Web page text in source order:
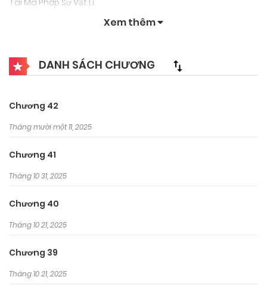
Tài Ma Pháp Sư Vật Lí.
Xem thêm
DANH SÁCH CHƯƠNG
Chương 42
Tháng mười một 11, 2025
Chương 41
Tháng 10 31, 2025
Chương 40
Tháng 10 21, 2025
Chương 39
Tháng 10 21, 2025